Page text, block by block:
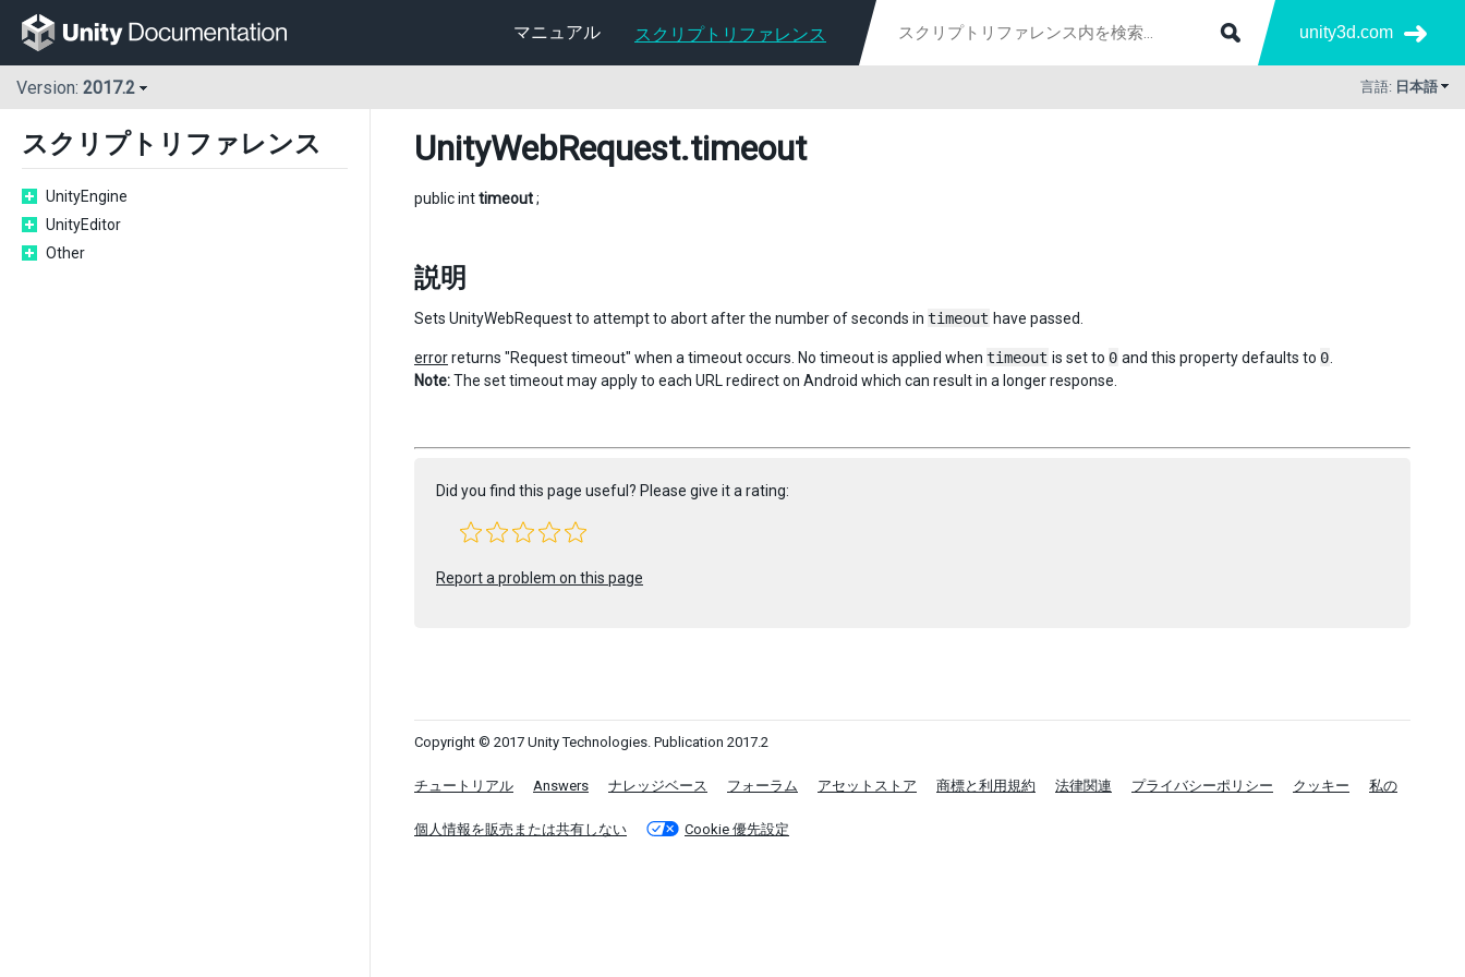
マニュアル スクリプトリファレンス unity3d.com
Version: 2017.2 言語: 日本語
スクリプトリファレンス
UnityEngine
UnityEditor
Other
UnityWebRequest.timeout
public inttimeout;
説明
Sets UnityWebRequest to attempt to abort after the number of seconds in timeout have passed.
errorreturns "Request timeout" when a timeout occurs. No timeout is applied when timeout is set to 0 and this property defaults to 0
Note:The set timeout may apply to each URL redirect on Android which can result in a longer response.
Did you find this page useful? Please give it a rating:
Report a problem on this page
Copyright © 2017 Unity Technologies. Publication 2017.2
チュートリアル Answers ナレッジベース フォーラム アセットストア 商標と利用規約 法律関連 プライバシーポリシー クッキー 私の
個人情報を販売または共有しない Cookie 優先設定